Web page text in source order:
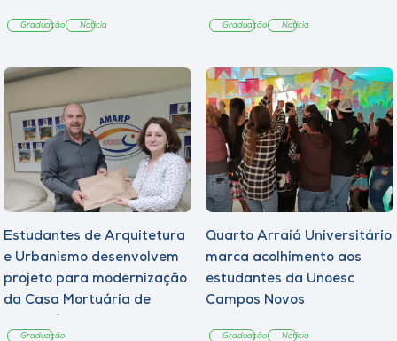
Graduação Notícia Graduação Notícia
Estudantes de Arquitetura
e Urbanismo desenvolvem
projeto para modernização
da Casa Mortuária de
Graduação
Quarto Arraiá Universitário
marca acolhimento aos
estudantes da Unoesc
Campos Novos
Graduação Notícia